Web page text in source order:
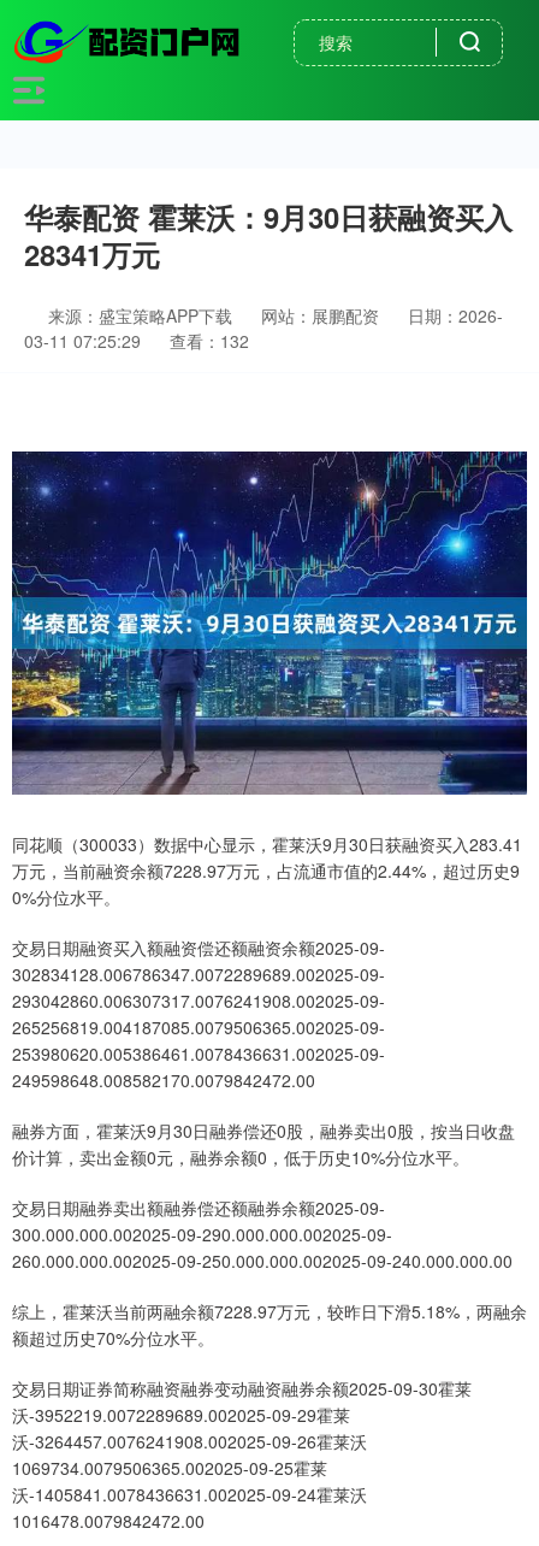
华泰配资 霍莱沃：9月30日获融资买入
28341万元
来源：盛宝策略APP下载 网站：展鹏配资
日期：2026-
03-11 07:25:29
查看：132
同花顺（300033）数据中心显示，霍莱沃9月30日获融资买入283.41
万元，当前融资余额7228.97万元，占流通市值的2.44%，超过历史9
0%分位水平。
交易日期融资买入额融资偿还额融资余额2025-09-
302834128.006786347.0072289689.002025-09-
293042860.006307317.0076241908.002025-09-
265256819.004187085.0079506365.002025-09-
253980620.005386461.0078436631.002025-09-
249598648.008582170.0079842472.00
融券方面，霍莱沃9月30日融券偿还0股，融券卖出0股，按当日收盘
价计算，卖出金额0元，融券余额0，低于历史10%分位水平。
交易日期融券卖出额融券偿还额融券余额2025-09-
300.000.000.002025-09-290.000.000.002025-09-
260.000.000.002025-09-250.000.000.002025-09-240.000.000.00
综上，霍莱沃当前两融余额7228.97万元，较昨日下滑5.18%，两融余
额超过历史70%分位水平。
交易日期证券简称融资融券变动融资融券余额2025-09-30霍莱
沃-3952219.0072289689.002025-09-29霍莱
沃-3264457.0076241908.002025-09-26霍莱沃
1069734.0079506365.002025-09-25霍莱
沃-1405841.0078436631.002025-09-24霍莱沃
1016478.0079842472.00